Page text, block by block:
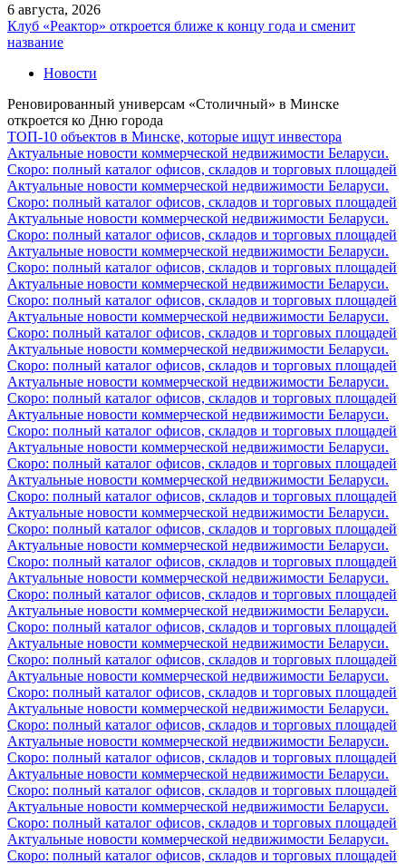
6 августа, 2026
Клуб «Реактор» откроется ближе к концу года и сменит
название
Новости
Реновированный универсам «Столичный» в Минске
откроется ко Дню города
ТОП-10 объектов в Минске, которые ищут инвестора
Актуальные новости коммерческой недвижимости Беларуси.
Скоро: полный каталог офисов, складов и торговых площадей
Актуальные новости коммерческой недвижимости Беларуси.
Скоро: полный каталог офисов, складов и торговых площадей
Актуальные новости коммерческой недвижимости Беларуси.
Скоро: полный каталог офисов, складов и торговых площадей
Актуальные новости коммерческой недвижимости Беларуси.
Скоро: полный каталог офисов, складов и торговых площадей
Актуальные новости коммерческой недвижимости Беларуси.
Скоро: полный каталог офисов, складов и торговых площадей
Актуальные новости коммерческой недвижимости Беларуси.
Скоро: полный каталог офисов, складов и торговых площадей
Актуальные новости коммерческой недвижимости Беларуси.
Скоро: полный каталог офисов, складов и торговых площадей
Актуальные новости коммерческой недвижимости Беларуси.
Скоро: полный каталог офисов, складов и торговых площадей
Актуальные новости коммерческой недвижимости Беларуси.
Скоро: полный каталог офисов, складов и торговых площадей
Актуальные новости коммерческой недвижимости Беларуси.
Скоро: полный каталог офисов, складов и торговых площадей
Актуальные новости коммерческой недвижимости Беларуси.
Скоро: полный каталог офисов, складов и торговых площадей
Актуальные новости коммерческой недвижимости Беларуси.
Скоро: полный каталог офисов, складов и торговых площадей
Актуальные новости коммерческой недвижимости Беларуси.
Скоро: полный каталог офисов, складов и торговых площадей
Актуальные новости коммерческой недвижимости Беларуси.
Скоро: полный каталог офисов, складов и торговых площадей
Актуальные новости коммерческой недвижимости Беларуси.
Скоро: полный каталог офисов, складов и торговых площадей
Актуальные новости коммерческой недвижимости Беларуси.
Скоро: полный каталог офисов, складов и торговых площадей
Актуальные новости коммерческой недвижимости Беларуси.
Скоро: полный каталог офисов, складов и торговых площадей
Актуальные новости коммерческой недвижимости Беларуси.
Скоро: полный каталог офисов, складов и торговых площадей
Актуальные новости коммерческой недвижимости Беларуси.
Скоро: полный каталог офисов, складов и торговых площадей
Актуальные новости коммерческой недвижимости Беларуси.
Скоро: полный каталог офисов, складов и торговых площадей
Актуальные новости коммерческой недвижимости Беларуси.
Скоро: полный каталог офисов, складов и торговых площадей
Актуальные новости коммерческой недвижимости Беларуси.
Скоро: полный каталог офисов, складов и торговых площадей